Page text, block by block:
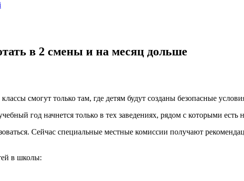
в 2 смены и на месяц дольше
смогут только там, где детям будут созданы безопасные
год начнется только в тех заведениях, рядом с которыми
Сейчас специальные местные комиссии получают
в школы: